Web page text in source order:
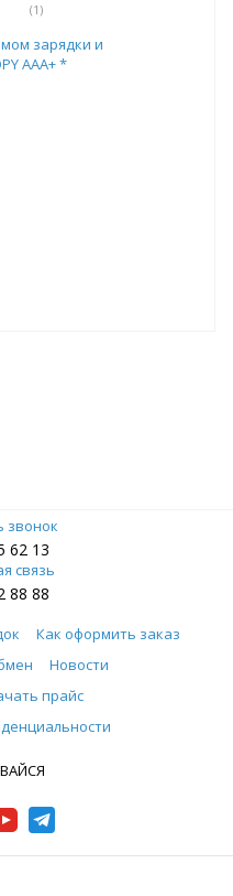
(1)
зарядки и
AAA+ *
звонок
62 13
связь
88 88
Как оформить заказ
Новости
прайс